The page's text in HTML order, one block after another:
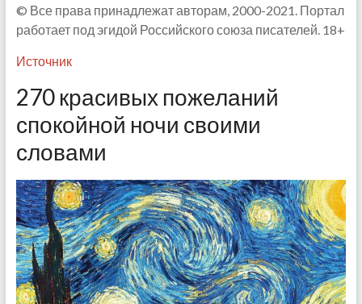
© Все права принадлежат авторам, 2000-2021. Портал
работает под эгидой Российского союза писателей. 18+
Источник
270 красивых пожеланий
спокойной ночи своими
словами